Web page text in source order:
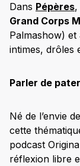
Dans Pépères,
Grand Corps
Palmashow) et
intimes, drôles
Parler de
Né de l’envie
cette
podcast
réflexion libre